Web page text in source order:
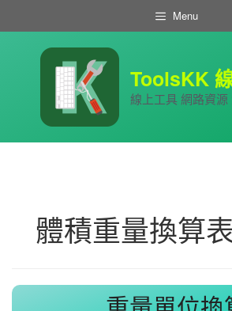
Menu
ToolsKK
線上工具 網路資源
體積重量換算表